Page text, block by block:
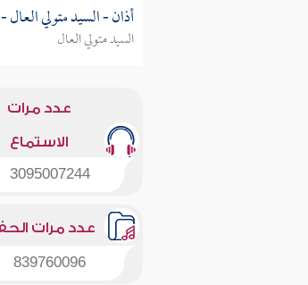
أذان - السيد متولي العال
السيد متولي العال
عدد مرات
الاستماع
3095007244
عدد مرات
839760096